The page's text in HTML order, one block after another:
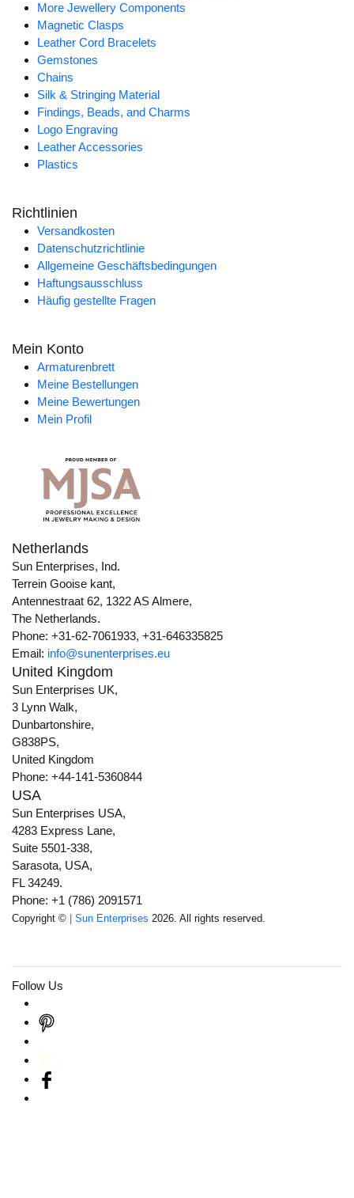
More Jewellery Components
Magnetic Clasps
Leather Cord Bracelets
Gemstones
Chains
Silk & Stringing Material
Findings, Beads, and Charms
Logo Engraving
Leather Accessories
Plastics
Richtlinien
Versandkosten
Datenschutzrichtlinie
Allgemeine Geschäftsbedingungen
Haftungsausschluss
Häufig gestellte Fragen
Mein Konto
Armaturenbrett
Meine Bestellungen
Meine Bewertungen
Mein Profil
Netherlands
Sun Enterprises, Ind.
Terrein Gooise kant,
Antennestraat 62, 1322 AS Almere,
The Netherlands.
Phone: +31-62-7061933, +31-646335825
Email: info@sunenterprises.eu
United Kingdom
Sun Enterprises UK,
3 Lynn Walk,
Dunbartonshire,
G838PS,
United Kingdom
Phone: +44-141-5360844
USA
Sun Enterprises USA,
4283 Express Lane,
Suite 5501-338,
Sarasota, USA,
FL 34249.
Phone: +1 (786) 2091571
Copyright © | Sun Enterprises 2026. All rights reserved.
Follow Us